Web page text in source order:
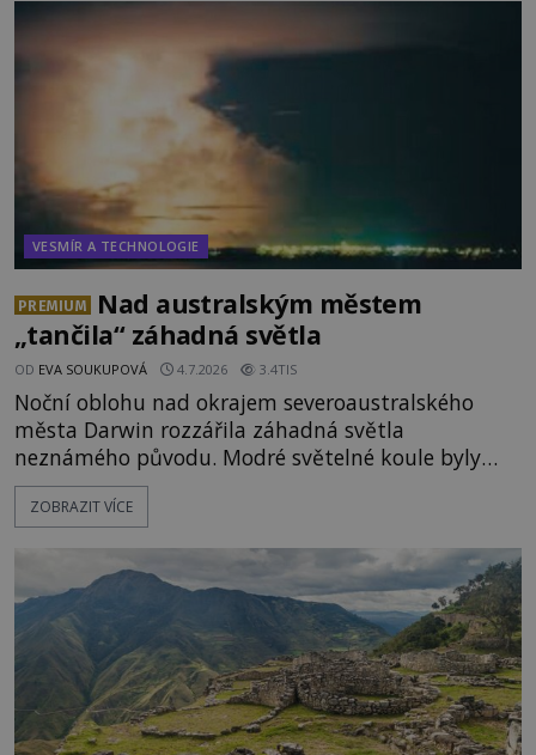
mimozemského původu? Dne 4. února roku 2023
vydává
VESMÍR A TECHNOLOGIE
PREMIUM
Nad australským městem
„tančila“ záhadná světla
OD EVA SOUKUPOVÁ 4.7.2026 3.4TIS
Noční oblohu nad okrajem severoaustralského
města Darwin rozzářila záhadná světla
neznámého původu. Modré světelné koule byly
viditelné nejméně dvacet minut, během nichž se
opakovaně objevovaly a zase mizely. Svědek, který
mohlo jít o návštěvu ze světa duchů. Záhadný
záznam okamžitě rozpoutal deb
ZOBRAZIT VÍCE